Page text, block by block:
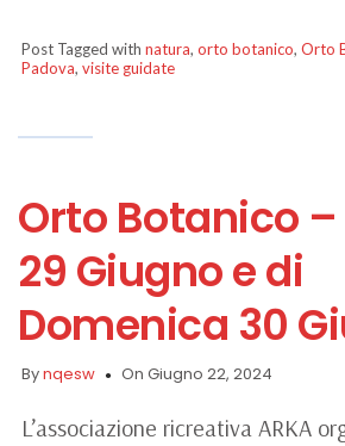
Post Tagged with natura, orto botanico, Orto
Padova, visite guidate
Orto Botanico
29 Giugno e di
Domenica 30
Bynqesw On Giugno 22, 2024
L’associazione ricreativa ARKA